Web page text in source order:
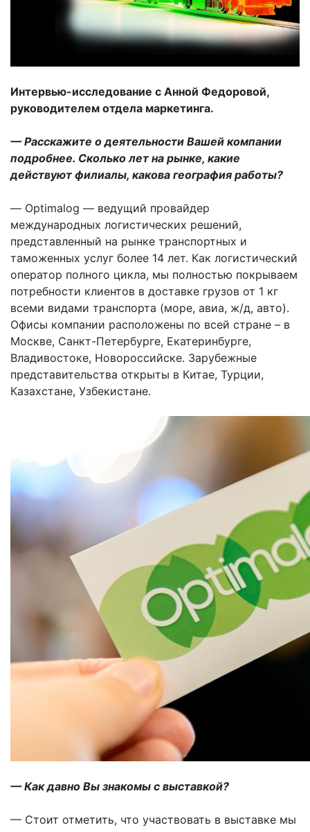
Интервью-исследование с Анной Федоровой,
руководителем отдела маркетинга.
— Расскажите о деятельности Вашей компании
подробнее. Сколько лет на рынке, какие
действуют филиалы, какова география работы?
— Optimalog — ведущий провайдер
международных логистических решений,
представленный на рынке транспортных и
таможенных услуг более 14 лет. Как логистический
оператор полного цикла, мы полностью покрываем
потребности клиентов в доставке грузов от 1 кг
всеми видами транспорта (море, авиа, ж/д, авто).
Офисы компании расположены по всей стране – в
Москве, Санкт-Петербурге, Екатеринбурге,
Владивостоке, Новороссийске. Зарубежные
представительства открыты в Китае, Турции,
Казахстане, Узбекистане.
— Как давно Вы знакомы с выставкой?
— Стоит отметить, что участвовать в выставке мы